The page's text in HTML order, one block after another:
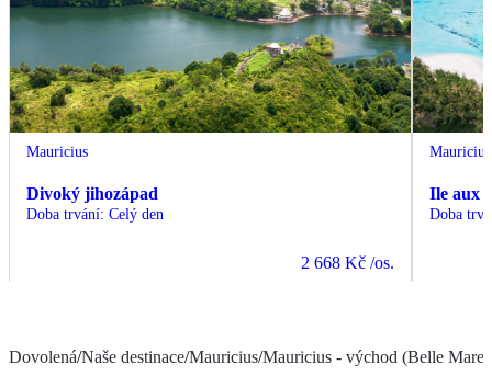
Mauricius
Divoký jihozápad
Doba trvání: Celý den
2 668 Kč /os.
Mauricius
Ile aux
Doba
Dovolená/Naše destinace/Mauricius/Mauricius - východ (Belle Mare